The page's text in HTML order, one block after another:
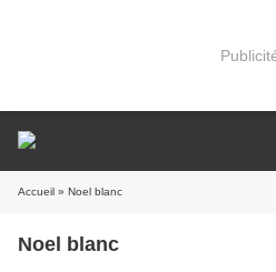
Accueil » Noel blanc
Noel blanc